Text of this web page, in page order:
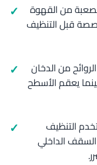
من القهوة
قبل التنظيف
من الدخان
يعقم الأسطح
التنظيف
الداخلي